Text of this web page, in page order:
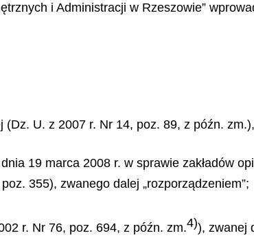
i Administracji w Rzeszowie”
U. z 2007 r. Nr 14, poz. 89, z późn.
19 marca 2008 r. w sprawie zakładów
355), zwanego dalej „rozporządzeniem”;
r. Nr 76, poz. 694, z późn. zm.4)), zwanej